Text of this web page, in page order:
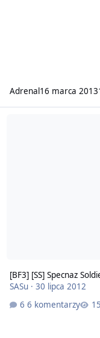
Adrenal16 marca 2013
[BF3] [SS] Specnaz
SASu ·30 lipca 2012
6 komentarzy